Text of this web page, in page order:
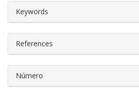
Keywords
References
Número